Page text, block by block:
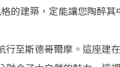
的建築，定能讓您陶醉其
行至斯德哥爾摩。這座建